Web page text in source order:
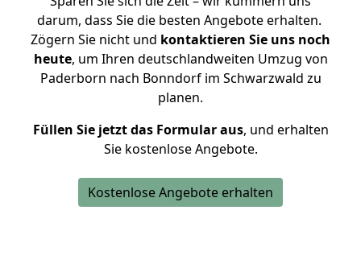
darum, dass Sie die besten Angebote erhalten.
Zögern Sie nicht und kontaktieren Sie uns noch
heute, um Ihren deutschlandweiten Umzug von
Paderborn nach Bonndorf im Schwarzwald zu
planen.
Füllen Sie jetzt das Formular aus, und erhalten
Sie kostenlose Angebote.
Kostenlose Angebote erhalten